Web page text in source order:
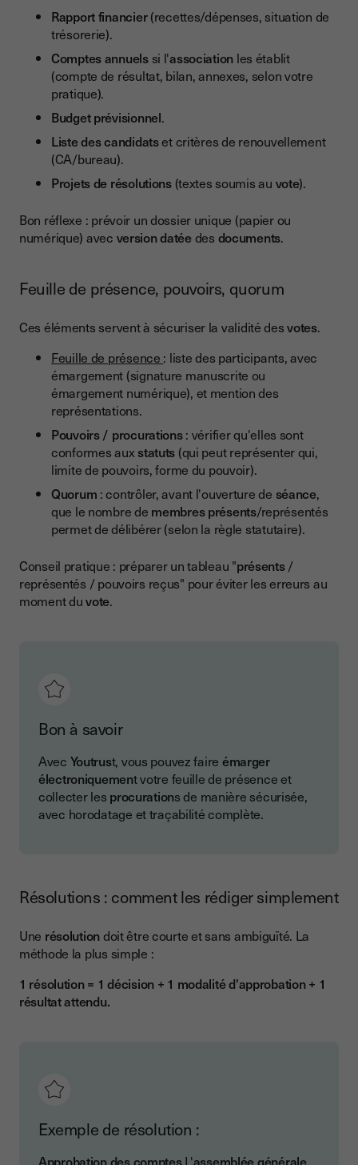
Rapport financier(recettes/dépenses, situation de
trésorerie).
Comptes annuelssi l'association les établit
(compte de résultat, bilan, annexes, selon votre
pratique).
Budget prévisionnel.
Liste des candidatset critères de renouvellement
(CA/bureau).
Projets de résolutions(textes soumis au vote).
Bon réflexe : prévoir un dossier unique (papier ou
numérique) avec version datéedes documents.
Feuille de présence, pouvoirs, quorum
Ces éléments servent à sécuriser la validité desvotes.
Feuille de présence : liste des participants, avec
émargement (signature manuscrite ou
émargement numérique), et mention des
représentations.
Pouvoirs / procurations: vérifier qu'elles sont
conformes auxstatuts (qui peut représenter qui,
limite de pouvoirs, forme du pouvoir).
Quorum : contrôler, avant l'ouverture de séance,
que le nombre de membres présents/représentés
permet de délibérer (selon la règle statutaire).
Conseil pratique : préparer un tableau "présents/
représentés / pouvoirs reçus" pour éviter les erreurs au
moment duvote.
Bon à savoir
Avec Youtrust, vous pouvez faire émarger
électroniquement votre feuille de présence et
collecter les procurations de manière sécurisée,
avec horodatage et traçabilité complète.
Résolutions : comment les rédiger simplement
Une résolutiondoit être courte et sans ambiguïté. La
méthode la plus simple :
1 résolution = 1 décision + 1 modalité d'approbation + 1
résultat attendu.
Exemple de résolution :